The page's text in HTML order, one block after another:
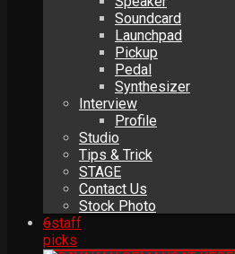
Soundcard
Launchpad
Pickup
Pedal
Synthesizer
Interview
Profile
Studio
Tips & Trick
STAGE
Contact Us
Stock Photo
6staff
picks